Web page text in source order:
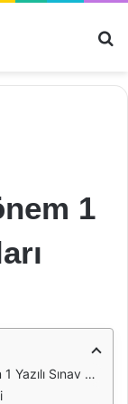
1
Sınav Soruları